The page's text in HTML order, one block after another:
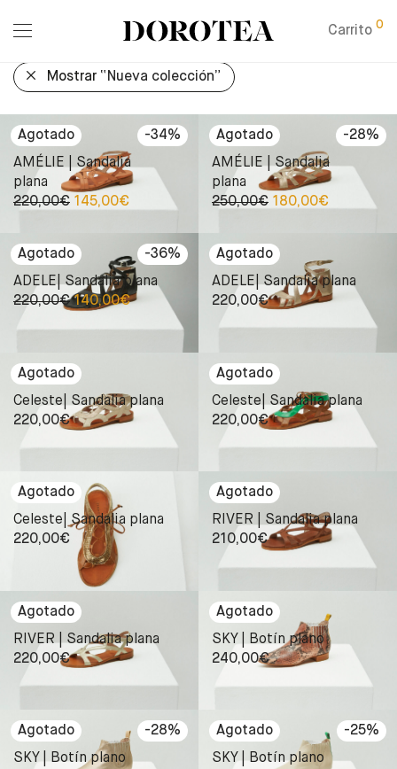
Carrito 0
Mostrar “Nueva colección”
-34%
AMÉLIE | Sandalia
plana
220,00€ 145,00€
-28%
AMÉLIE | Sandalia
plana
250,00€ 180,00€
-36%
ADELE| Sandalia plana
220,00€ 140,00€
ADELE| Sandalia plana
220,00€
Celeste| Sandalia plana
220,00€
Celeste| Sandalia plana
220,00€
Celeste| Sandalia plana
220,00€
RIVER | Sandalia plana
210,00€
RIVER | Sandalia plana
220,00€
SKY | Botín plano
240,00€
-28%
SKY | Botín plano
-25%
SKY | Botín plano